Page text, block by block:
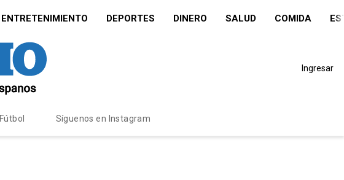
ENTRETENIMIENTO DEPORTES DINERO SALUD COMIDA
Ingresar
Fútbol Síguenos en Instagram